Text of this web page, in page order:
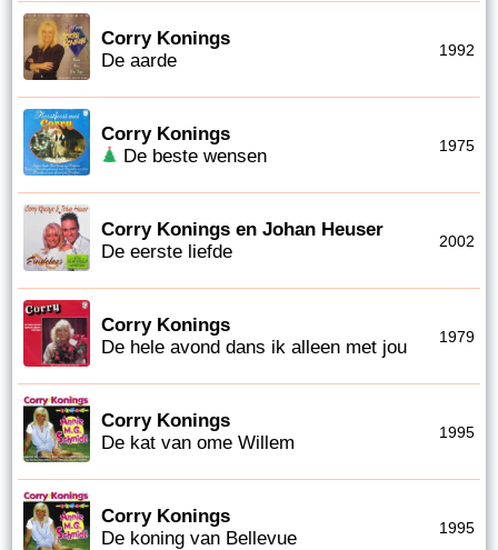
Corry Konings
De aarde
1992
Corry Konings
De beste wensen
1975
Corry Konings en Johan Heuser
De eerste liefde
2002
Corry Konings
De hele avond dans ik alleen met jou
1979
Corry Konings
De kat van ome Willem
1995
Corry Konings
De koning van Bellevue
1995